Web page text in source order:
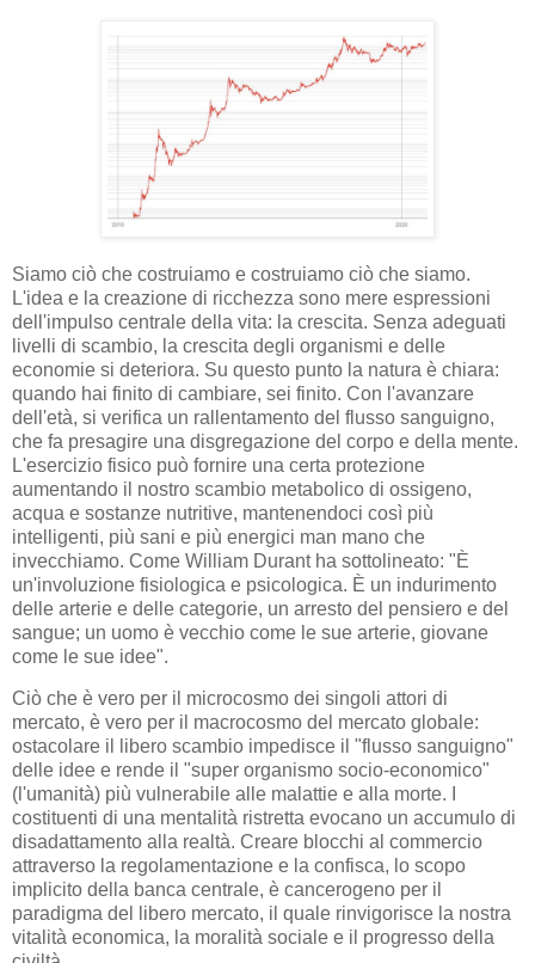
Siamo ciò che costruiamo e costruiamo ciò che siamo.
L'idea e la creazione di ricchezza sono mere espressioni
dell'impulso centrale della vita: la crescita. Senza adeguati
livelli di scambio, la crescita degli organismi e delle
economie si deteriora. Su questo punto la natura è chiara:
quando hai finito di cambiare, sei finito. Con l'avanzare
dell'età, si verifica un rallentamento del flusso sanguigno,
che fa presagire una disgregazione del corpo e della mente.
L'esercizio fisico può fornire una certa protezione
aumentando il nostro scambio metabolico di ossigeno,
acqua e sostanze nutritive, mantenendoci così più
intelligenti, più sani e più energici man mano che
invecchiamo. Come William Durant ha sottolineato: "È
un'involuzione fisiologica e psicologica. È un indurimento
delle arterie e delle categorie, un arresto del pensiero e del
sangue; un uomo è vecchio come le sue arterie, giovane
come le sue idee".
Ciò che è vero per il microcosmo dei singoli attori di
mercato, è vero per il macrocosmo del mercato globale:
ostacolare il libero scambio impedisce il "flusso sanguigno"
delle idee e rende il "super organismo socio-economico"
(l'umanità) più vulnerabile alle malattie e alla morte. I
costituenti di una mentalità ristretta evocano un accumulo di
disadattamento alla realtà. Creare blocchi al commercio
attraverso la regolamentazione e la confisca, lo scopo
implicito della banca centrale, è cancerogeno per il
paradigma del libero mercato, il quale rinvigorisce la nostra
vitalità economica, la moralità sociale e il progresso della